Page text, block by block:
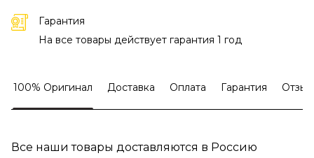
Гарантия
На все товары действует гарантия 1 год
100% Оригинал Доставка Оплата Гарантия
Все наши товары доставляются в Россию